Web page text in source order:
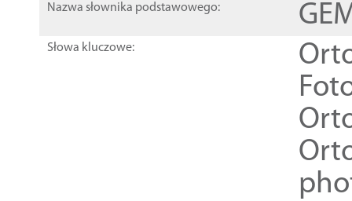
Nazwa słownika podstawowego:
Słowa kluczowe: